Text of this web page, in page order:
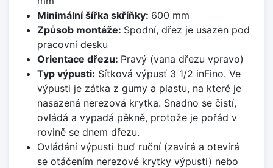
Minimální šířka skříňky: 600 mm
Způsob montáže: Spodní, dřez je usazen pod
pracovní desku
Orientace dřezu: Pravý (vana dřezu vpravo)
Typ výpusti: Sítková výpusť 3 1/2 inFino. Ve
výpusti je zátka z gumy a plastu, na které je
nasazená nerezová krytka. Snadno se čistí,
ovládá a vypadá pěkně, protože je pořád v
rovině se dnem dřezu.
Ovládání výpusti buď ruční (zavírá a otevírá
se otáčením nerezové krytky výpusti) nebo